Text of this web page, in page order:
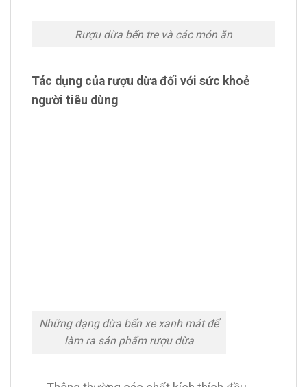
Rượu dừa bến tre và các món ăn
Tác dụng của rượu dừa đối với sức khoẻ
người tiêu dùng
Những dạng dừa bến xe xanh mát để
làm ra sản phẩm rượu dừa